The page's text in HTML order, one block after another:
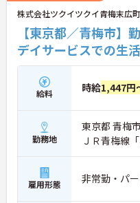
株式会社ツクイツクイ青梅末広町
【東京都／青梅市
デイサービスでの生
給料 時給1,447円
勤務地
東京都 青梅
ＪＲ青梅線
雇用形態 非常勤・パ